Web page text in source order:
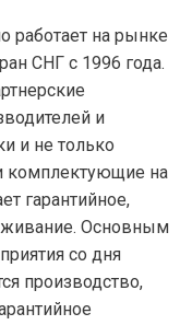
на рынке
СНГ с 1996 года.
и
и не только
комплектующие на
гарантийное,
Основным
со дня
производство,